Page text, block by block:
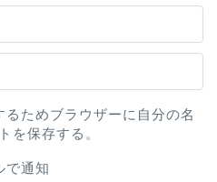
ためブラウザーに自分の名
を保存する。
で通知